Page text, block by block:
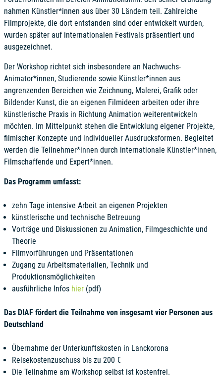
nahmen Künstler*innen aus über 30 Ländern teil. Zahlreiche
Filmprojekte, die dort entstanden sind oder entwickelt wurden,
wurden später auf internationalen Festivals präsentiert und
ausgezeichnet.
Der Workshop richtet sich insbesondere an Nachwuchs-
Animator*innen, Studierende sowie Künstler*innen aus
angrenzenden Bereichen wie Zeichnung, Malerei, Grafik oder
Bildender Kunst, die an eigenen Filmideen arbeiten oder ihre
künstlerische Praxis in Richtung Animation weiterentwickeln
möchten. Im Mittelpunkt stehen die Entwicklung eigener Projekte,
filmischer Konzepte und individueller Ausdrucksformen. Begleitet
werden die Teilnehmer*innen durch internationale Künstler*innen,
Filmschaffende und Expert*innen.
Das Programm umfasst:
zehn Tage intensive Arbeit an eigenen Projekten
künstlerische und technische Betreuung
Vorträge und Diskussionen zu Animation, Filmgeschichte und
Theorie
Filmvorführungen und Präsentationen
Zugang zu Arbeitsmaterialien, Technik und
Produktionsmöglichkeiten
ausführliche Infos hier (pdf)
Das DIAF fördert die Teilnahme von insgesamt vier Personen aus
Deutschland
Übernahme der Unterkunftskosten in Lanckorona
Reisekostenzuschuss bis zu 200 €
Die Teilnahme am Workshop selbst ist kostenfrei.